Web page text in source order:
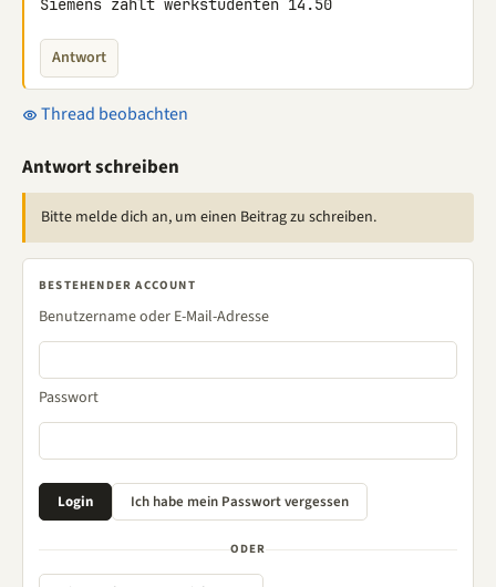
Siemens zahlt werkstudenten 14.50
Antwort
Thread beobachten
Antwort schreiben
Bitte melde dich an, um einen Beitrag zu schreiben.
BESTEHENDER ACCOUNT
Benutzername oder E-Mail-Adresse
Passwort
ODER